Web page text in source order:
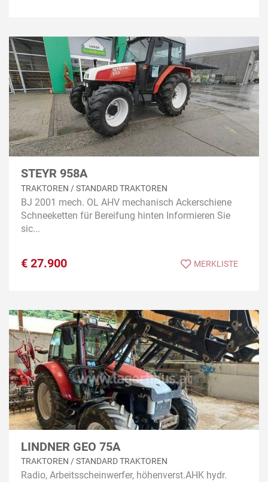
STEYR 958A
TRAKTOREN / STANDARD TRAKTOREN
BJ 2001 mech. OL AHV mechanisch Ackerschiene
Schneeketten für Bereifung hinten Informieren Sie
sic...
€ 27.900 MERKLISTE
LINDNER GEO 75A
TRAKTOREN / STANDARD TRAKTOREN
Radio, Arbeitsscheinwerfer, höhenverst.AHK hydr.